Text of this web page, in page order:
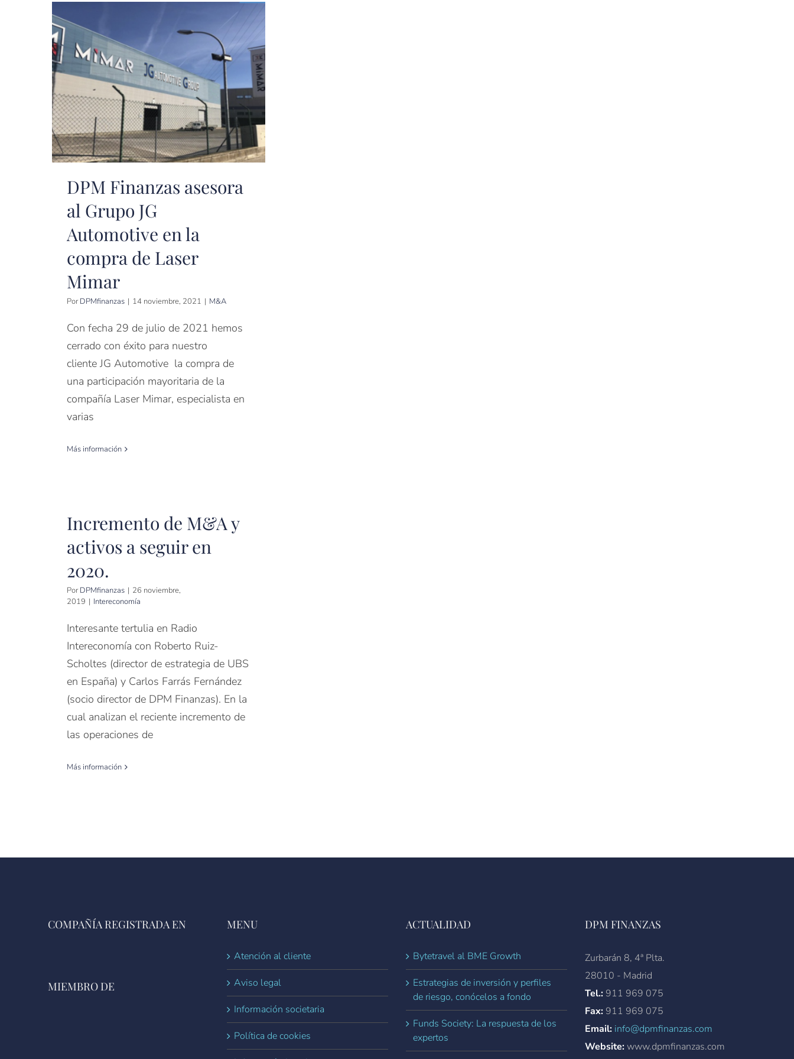
DPM Finanzas asesora
al Grupo JG
Automotive en la
compra de Laser
Mimar
PorDPMfinanzas | 14 noviembre, 2021 | M&A
Con fecha 29 de julio de 2021 hemos
cerrado con éxito para nuestro
cliente JG Automotive la compra de
una participación mayoritaria de la
compañía Laser Mimar, especialista en
varias
Más información
Incremento de M&A y
activos a seguir en
2020.
PorDPMfinanzas | 26 noviembre,
2019 | Intereconomía
Interesante tertulia en Radio
Intereconomía con Roberto Ruiz-
Scholtes (director de estrategia de UBS
en España) y Carlos Farrás Fernández
(socio director de DPM Finanzas). En la
cual analizan el reciente incremento de
las operaciones de
Más información
COMPAÑÍA REGISTRADA EN
MIEMBRO DE
MENU
Atención al cliente
Aviso legal
Información societaria
Política de cookies
ACTUALIDAD
Bytetravel al BME Growth
Estrategias de inversión y perfiles
de riesgo, conócelos a fondo
Funds Society: La respuesta de los
expertos
DPM FINANZAS
Zurbarán 8, 4ª Plta.
28010 - Madrid
Tel.: 911 969 075
Fax: 911 969 075
Email: info@dpmfinanzas.com
Website:www.dpmfinanzas.com